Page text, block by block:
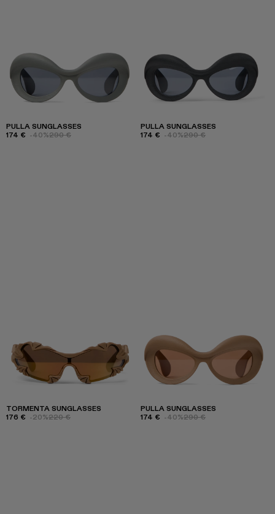
PULLA SUNGLASSES
174 € -40%290 €
PULLA SUNGLASSES
174 € -40%290 €
TORMENTA SUNGLASSES
176 € -20%220 €
PULLA SUNGLASSES
174 € -40%290 €